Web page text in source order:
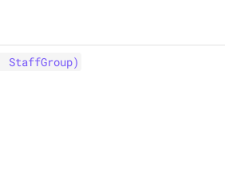
StaffGroup)